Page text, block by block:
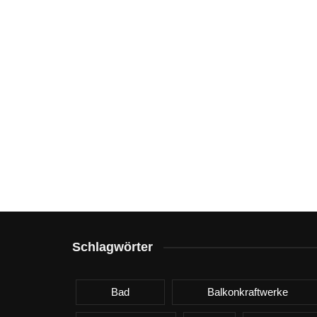
Schlagwörter
Bad Balkonkraftwerke